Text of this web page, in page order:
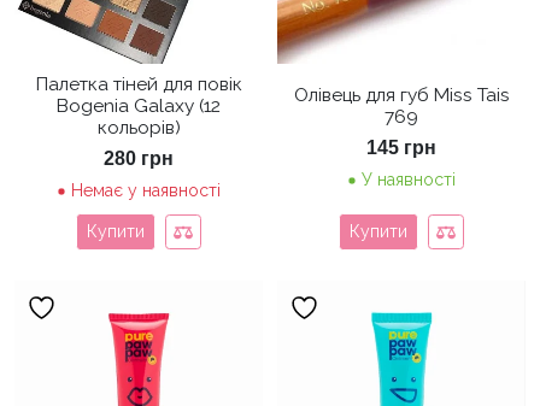
Палетка тіней для повік
Bogenia Galaxy (12
кольорів)
280 грн
Немає у наявності
Купити
Олівець для губ Miss Tais
769
145 грн
У наявності
Купити